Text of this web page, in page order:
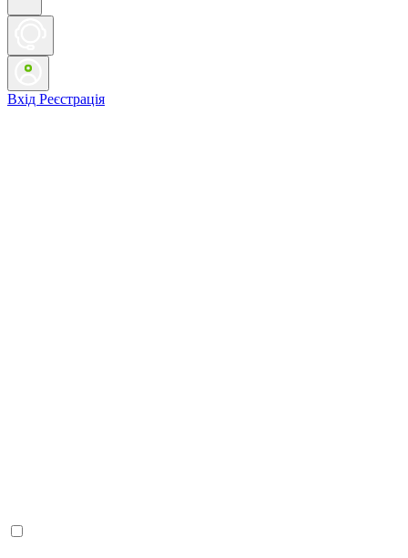
Вхід Реєстрація